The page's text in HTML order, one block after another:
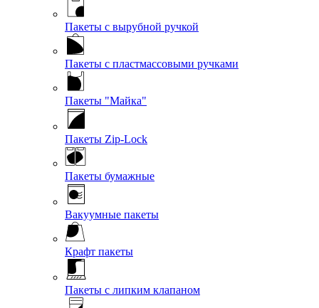
Пакеты с вырубной ручкой
Пакеты с пластмассовыми ручками
Пакеты "Майка"
Пакеты Zip-Lock
Пакеты бумажные
Вакуумные пакеты
Крафт пакеты
Пакеты с липким клапаном